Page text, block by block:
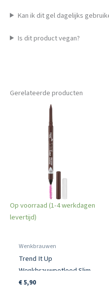
Kan ik dit gel dagelijks
Is dit product vegan?
Gerelateerde producten
Op voorraad (1-4 werkdagen
levertijd)
Wenkbrauwen
Trend It Up
Wenkbrauwpotlood Slim
Line Definer 040
€5,90